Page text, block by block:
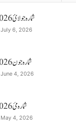
شمارہ جولائ 2026
July 6, 2026
شمارہ جون 2026
June 4, 2026
شمارہ مئ 2026
May 4, 2026